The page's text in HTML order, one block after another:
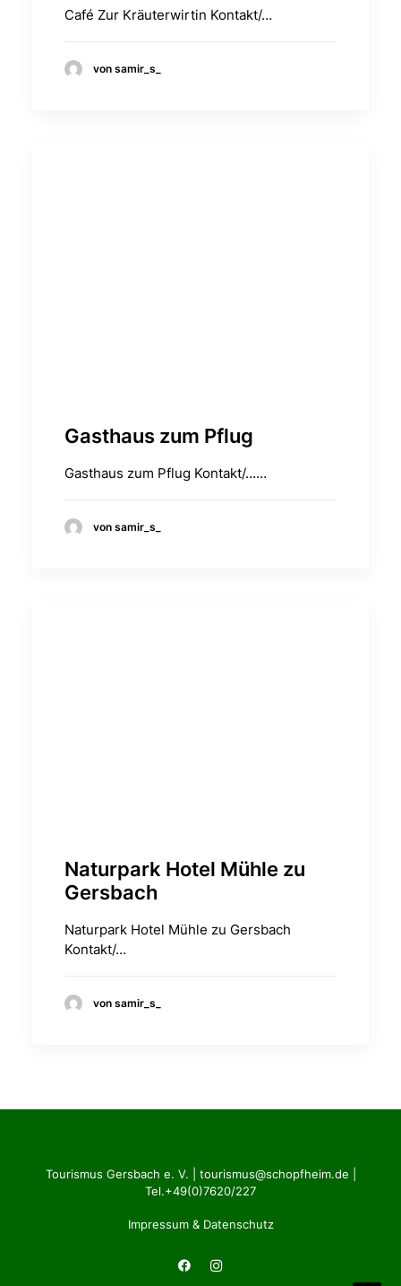
Café Zur Kräuterwirtin Kontakt/…
von samir_s_
Gasthaus zum Pflug
Gasthaus zum Pflug Kontakt/……
von samir_s_
Naturpark Hotel Mühle zu
Gersbach
Naturpark Hotel Mühle zu Gersbach
Kontakt/…
von samir_s_
Tourismus Gersbach e. V. | tourismus@schopfheim.de
Tel.+49(0)7620/227
Impressum & Datenschutz